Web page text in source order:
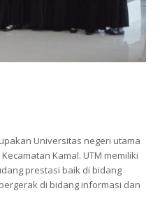
Universitas negeri utama
Kamal. UTM memiliki
prestasi baik di bidang
di bidang informasi dan